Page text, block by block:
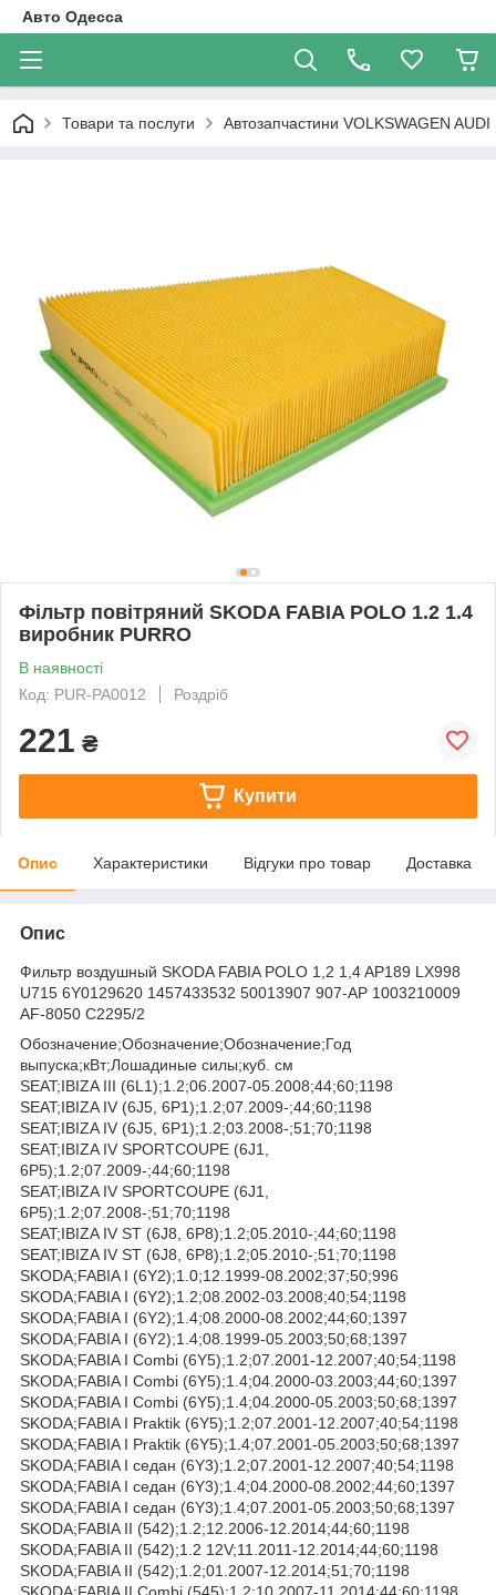
Авто Одесса
Товари та послуги Автозапчастини VOLKSWAGEN AUDI
Фільтр повітряний SKODA FABIA POLO 1.2 1.4
виробник PURRO
В наявності
Код: PUR-PA0012
Роздріб
221 ₴
Купити
Опис Характеристики Відгуки про товар Доставка
Опис
Фильтр воздушный SKODA FABIA POLO 1,2 1,4 AP189 LX998
U715 6Y0129620 1457433532 50013907 907-AP 1003210009
AF-8050 C2295/2
Обозначение;Обозначение;Обозначение;Год
выпуска;кВт;Лошадиные силы;куб. см
SEAT;IBIZA III (6L1);1.2;06.2007-05.2008;44;60;1198
SEAT;IBIZA IV (6J5, 6P1);1.2;07.2009-;44;60;1198
SEAT;IBIZA IV (6J5, 6P1);1.2;03.2008-;51;70;1198
SEAT;IBIZA IV SPORTCOUPE (6J1,
6P5);1.2;07.2009-;44;60;1198
SEAT;IBIZA IV SPORTCOUPE (6J1,
6P5);1.2;07.2008-;51;70;1198
SEAT;IBIZA IV ST (6J8, 6P8);1.2;05.2010-;44;60;1198
SEAT;IBIZA IV ST (6J8, 6P8);1.2;05.2010-;51;70;1198
SKODA;FABIA I (6Y2);1.0;12.1999-08.2002;37;50;996
SKODA;FABIA I (6Y2);1.2;08.2002-03.2008;40;54;1198
SKODA;FABIA I (6Y2);1.4;08.2000-08.2002;44;60;1397
SKODA;FABIA I (6Y2);1.4;08.1999-05.2003;50;68;1397
SKODA;FABIA I Combi (6Y5);1.2;07.2001-12.2007;40;54;1198
SKODA;FABIA I Combi (6Y5);1.4;04.2000-03.2003;44;60;1397
SKODA;FABIA I Combi (6Y5);1.4;04.2000-05.2003;50;68;1397
SKODA;FABIA I Praktik (6Y5);1.2;07.2001-12.2007;40;54;1198
SKODA;FABIA I Praktik (6Y5);1.4;07.2001-05.2003;50;68;1397
SKODA;FABIA I седан (6Y3);1.2;07.2001-12.2007;40;54;1198
SKODA;FABIA I седан (6Y3);1.4;04.2000-08.2002;44;60;1397
SKODA;FABIA I седан (6Y3);1.4;07.2001-05.2003;50;68;1397
SKODA;FABIA II (542);1.2;12.2006-12.2014;44;60;1198
SKODA;FABIA II (542);1.2 12V;11.2011-12.2014;44;60;1198
SKODA;FABIA II (542);1.2;01.2007-12.2014;51;70;1198
SKODA;FABIA II Combi (545);1.2;10.2007-11.2014;44;60;1198